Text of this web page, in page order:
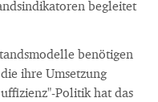
begleitet
benötigen
ihre Umsetzung
Politik hat das